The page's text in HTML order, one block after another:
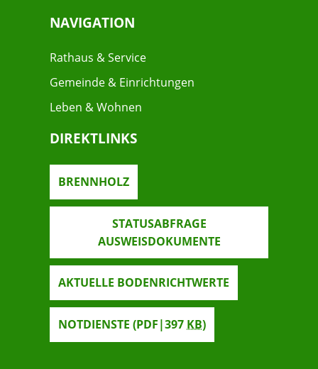
NAVIGATION
Rathaus & Service
Gemeinde & Einrichtungen
Leben & Wohnen
DIREKTLINKS
BRENNHOLZ
STATUSABFRAGE
AUSWEISDOKUMENTE
AKTUELLE BODENRICHTWERTE
NOTDIENSTE (PDF|397 KB)